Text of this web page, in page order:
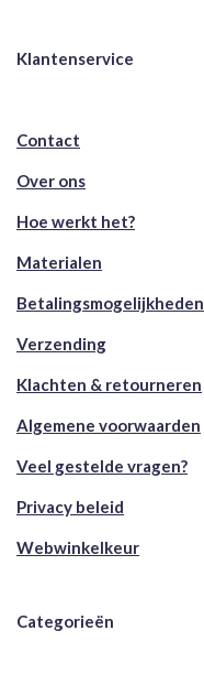
Klantenservice
Contact
Over ons
Hoe werkt het?
Materialen
Betalingsmogelijkheden
Verzending
Klachten & retourneren
Algemene voorwaarden
Veel gestelde vragen?
Privacy beleid
Webwinkelkeur
Categorieën